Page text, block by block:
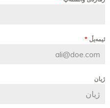
ئیمەیڵ *
ژیان